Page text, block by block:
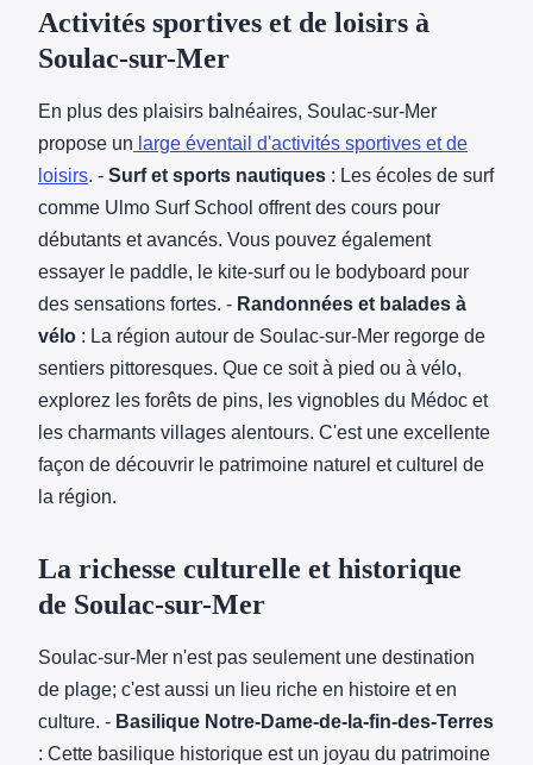
Activités sportives et de loisirs à
Soulac-sur-Mer
En plus des plaisirs balnéaires, Soulac-sur-Mer
propose un large éventail d'activités sportives et de
loisirs. - Surf et sports nautiques : Les écoles de surf
comme Ulmo Surf School offrent des cours pour
débutants et avancés. Vous pouvez également
essayer le paddle, le kite-surf ou le bodyboard pour
des sensations fortes. - Randonnées et balades à
vélo : La région autour de Soulac-sur-Mer regorge de
sentiers pittoresques. Que ce soit à pied ou à vélo,
explorez les forêts de pins, les vignobles du Médoc et
les charmants villages alentours. C'est une excellente
façon de découvrir le patrimoine naturel et culturel de
la région.
La richesse culturelle et historique
de Soulac-sur-Mer
Soulac-sur-Mer n'est pas seulement une destination
de plage; c'est aussi un lieu riche en histoire et en
culture. - Basilique Notre-Dame-de-la-fin-des-Terres
: Cette basilique historique est un joyau du patrimoine